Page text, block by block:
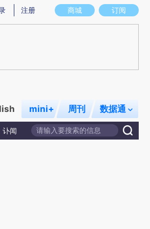
意图存在偏差。不代表财新观点和立场。推荐点
商城 订阅
注册
mini+ 周刊 数据通
讣闻